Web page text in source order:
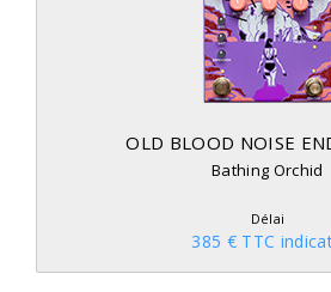
OLD BLOOD NOISE
Bathing Orchid
Délai
385 € TTC